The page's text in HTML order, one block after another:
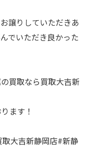
譲りしていただきあ
でいただき良かった
買取なら買取大吉新
ます！
大吉新静岡店#新静